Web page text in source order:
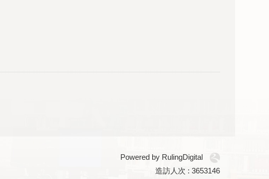
Powered by RulingDigital
造訪人次 : 3653146